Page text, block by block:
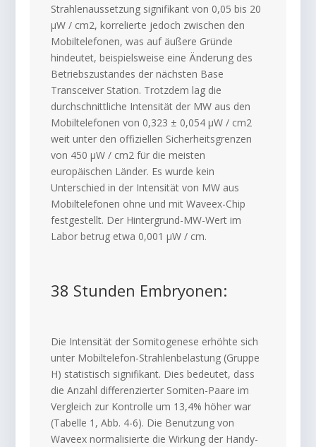
Strahlenaussetzung signifikant von 0,05 bis 20
μW / cm2, korrelierte jedoch zwischen den
Mobiltelefonen, was auf äußere Gründe
hindeutet, beispielsweise eine Änderung des
Betriebszustandes der nächsten Base
Transceiver Station. Trotzdem lag die
durchschnittliche Intensität der MW aus den
Mobiltelefonen von 0,323 ± 0,054 μW / cm2
weit unter den offiziellen Sicherheitsgrenzen
von 450 μW / cm2 für die meisten
europäischen Länder. Es wurde kein
Unterschied in der Intensität von MW aus
Mobiltelefonen ohne und mit Waveex-Chip
festgestellt. Der Hintergrund-MW-Wert im
Labor betrug etwa 0,001 μW / cm.
38 Stunden Embryonen:
Die Intensität der Somitogenese erhöhte sich
unter Mobiltelefon-Strahlenbelastung (Gruppe
H) statistisch signifikant. Dies bedeutet, dass
die Anzahl differenzierter Somiten-Paare im
Vergleich zur Kontrolle um 13,4% höher war
(Tabelle 1, Abb. 4-6). Die Benutzung von
Waveex normalisierte die Wirkung der Handy-